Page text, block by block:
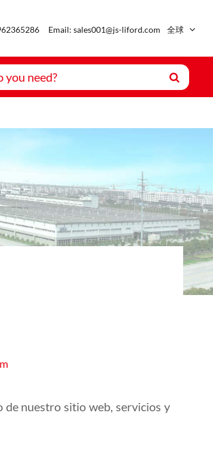
Email: sales001@js-liford.com 全球
de nuestro sitio web, servicios y